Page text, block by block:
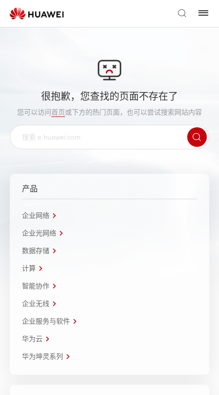
很抱歉，您查找的页面不存在了
您可以访问首页或下方的热门页面，也可以尝试搜索网站内容
产品
企业网络
企业光网络
数据存储
计算
智能协作
企业无线
企业服务与软件
华为云
华为坤灵系列